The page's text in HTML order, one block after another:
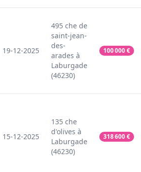
19-12-2025
495 che de
saint-jean-
des-
arades à
Laburgade
(46230)
100 000€
15-12-2025
135 che
d'olives à
Laburgade
(46230)
318 600€